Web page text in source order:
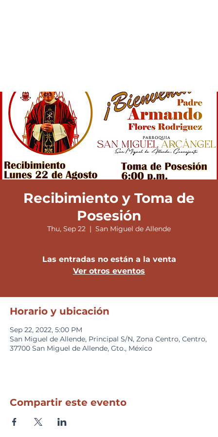
Recibimiento y Toma de
Posesión
Thu, Sep 22
  |
San Miguel de Allende
Las entradas no están a la venta
Ver otros eventos
Horario y ubicación
Sep 22, 2022, 5:00 PM
San Miguel de Allende, Principal S/N, Zona Centro, Centro,
37700 San Miguel de Allende, Gto., México
Compartir este evento